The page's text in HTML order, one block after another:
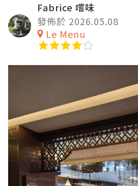
Fabrice 嚐味
發佈於 2026.05.08
Le Menu